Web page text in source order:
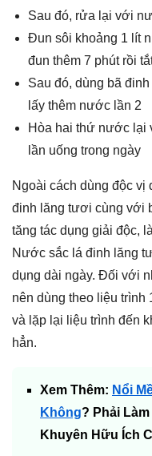
Sau đó, rửa lại với
Đun sôi khoảng 1 lít
đun thêm 7 phút rồi
Sau đó, dùng bã
lấy thêm nước lần 2
Hòa hai thứ nước lại
lần uống trong ngày
Ngoài cách dùng độc vị
đinh lăng tươi cùng với
tăng tác dụng giải độc,
Nước sắc lá đinh lăng
dụng dài ngày. Đối với
nên dùng theo liệu trình
và lặp lại liệu trình đến
hẳn.
Xem Thêm: Nổi
Không? Phải
Khuyên Hữu Ích